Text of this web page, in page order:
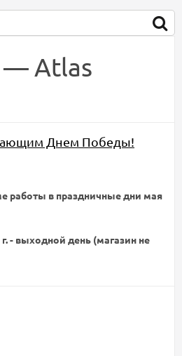
— Atlas
Днем Победы!
работы в праздничные дни мая
г. - выходной день (магазин не